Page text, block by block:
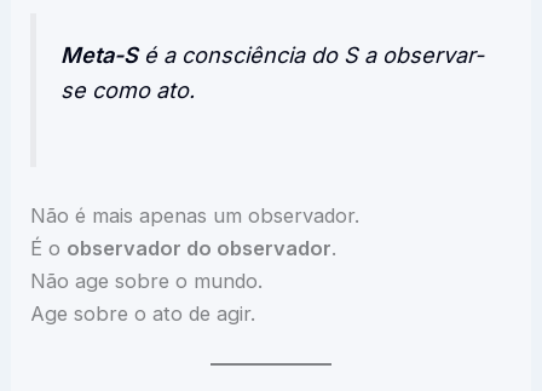
Meta-Sé a consciência do S a observar-
se como ato.
Não é mais apenas um observador.
É o observador do observador.
Não age sobre o mundo.
Age sobre o ato de agir.